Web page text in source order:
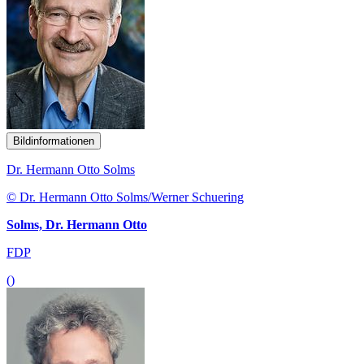
Bildinformationen
Dr. Hermann Otto Solms
© Dr. Hermann Otto Solms/Werner Schuering
Solms, Dr. Hermann Otto
FDP
()